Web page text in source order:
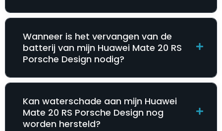
Wanneer is het vervangen van de
batterij van mijn Huawei Mate 20 RS
Porsche Design nodig?
Kan waterschade aan mijn Huawei
Mate 20 RS Porsche Design nog
worden hersteld?